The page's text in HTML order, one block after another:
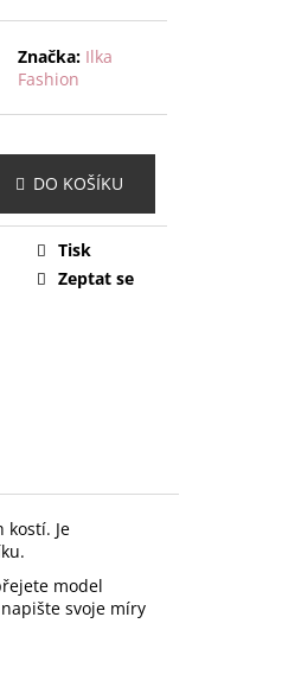
Značka: Ilka
Fashion
DO KOŠÍKU
Tisk
Zeptat se
Je
model
svoje míry